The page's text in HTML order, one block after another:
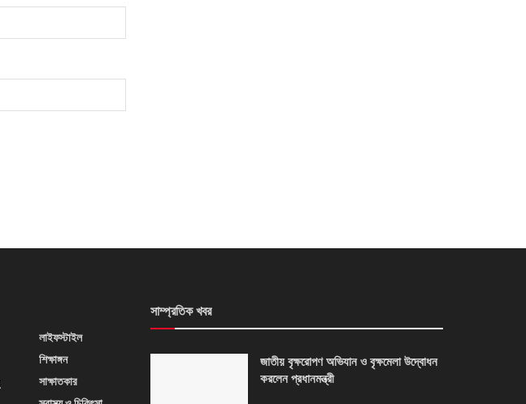
লাইফস্টাইল
শিক্ষাঙ্গন
সাক্ষাতকার
সাম্প্রতিক খবর
জাতীয় বৃক্ষরোপণ অভিযান ও বৃক্ষমেলা উদ্বোধন
করলেন প্রধানমন্ত্রী